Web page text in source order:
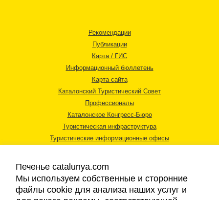
Рекомендации
Публикации
Карта / ГИС
Информационный бюллетень
Карта сайта
Каталонский Туристический Совет
Профессионалы
Каталонское Конгресс-Бюро
Туристическая инфраструктура
Туристические информационные офисы
Печенье catalunya.com
Мы используем собственные и сторонние
файлы cookie для анализа наших услуг и